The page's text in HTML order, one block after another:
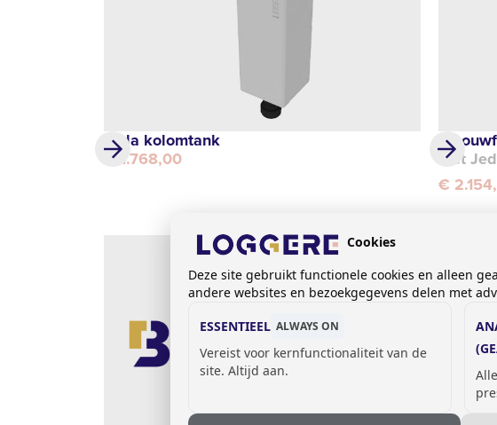
Jeda kolomtank
€ 1.768,00
met
€
Cookies
Deze site gebruikt functionele cookies en alleen
andere websites en bezoekgegevens delen met
ESSENTIEEL ALWAYS ON
Vereist voor kernfunctionaliteit van de
site. Altijd aan.